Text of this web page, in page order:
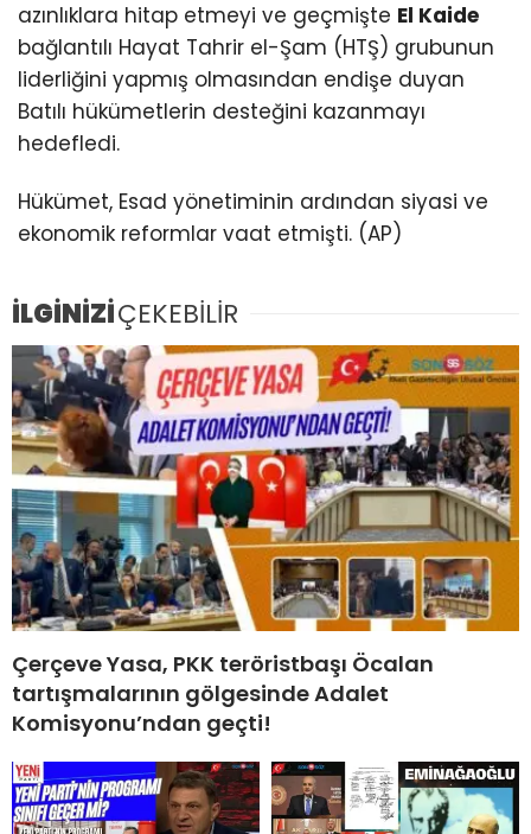
azınlıklara hitap etmeyi ve geçmişte El Kaide
bağlantılı Hayat Tahrir el-Şam (HTŞ) grubunun
liderliğini yapmış olmasından endişe duyan
Batılı hükümetlerin desteğini kazanmayı
hedefledi.
Hükümet, Esad yönetiminin ardından siyasi ve
ekonomik reformlar vaat etmişti. (AP)
İLGİNİZİÇEKEBİLİR
Çerçeve Yasa, PKK teröristbaşı Öcalan
tartışmalarının gölgesinde Adalet
Komisyonu’ndan geçti!